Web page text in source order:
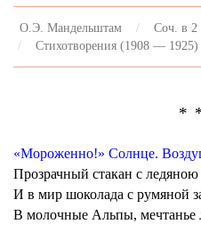
О.Э. Мандельштам Соч. в 2
Стихотворения (1908 — 1925)
*
«Мороженно!» Солнце.
Прозрачный стакан с
И в мир шоколада с румяной
В молочные Альпы, мечтанье